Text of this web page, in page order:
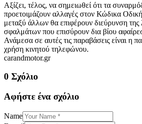
Αξίζει, τέλος, να σημειωθεί ότι τα
προετοιμάζουν αλλαγές στον Κώδικα
μεταξύ άλλων θα επιφέρουν διεύρυνση της
σφαλμάτων που επισύρουν δια βίου
Ανάμεσα σε αυτές τις παραβάσεις είναι η
χρήση κινητού τηλεφώνου.
carandmotor.gr
0 Σχόλιο
Αφήστε ένα σχόλιο
Name